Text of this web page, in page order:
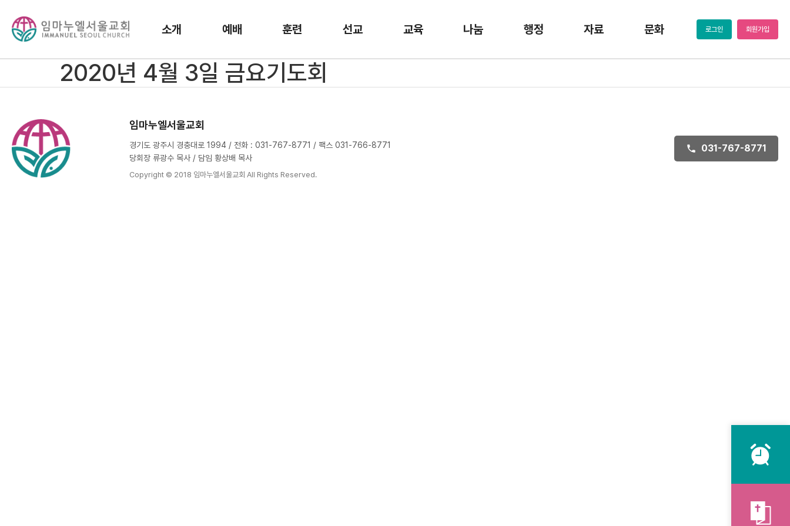
소개 예배 훈련 선교 교육 나눔 행정 자료 문화 로그인 회원가입
2020년 4월 3일 금요기도회
임마누엘서울교회
경기도 광주시 경충대로 1994 / 전화 : 031-767-8771 / 팩스 031-766-8771
당회장 류광수 목사 / 담임 황상배 목사
Copyright © 2018 임마누엘서울교회 All Rights Reserved.
031-767-8771